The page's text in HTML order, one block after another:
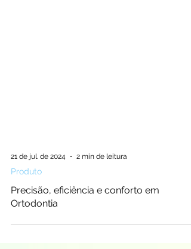
21 de jul. de 2024
Produto
Precisão, eficiência e conforto em